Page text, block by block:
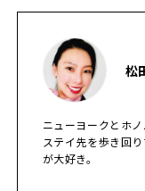
松
ニューヨークとホ
ステイ先を歩き回
が大好き。